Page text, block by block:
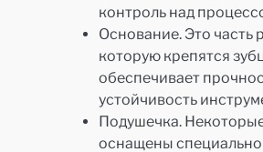
контроль над
Основание. Это часть
которую крепятся
обеспечивает
устойчивость
Подушечка.
оснащены